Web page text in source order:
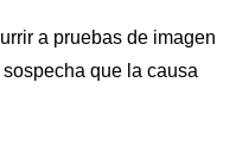
a pruebas de imagen
que la causa